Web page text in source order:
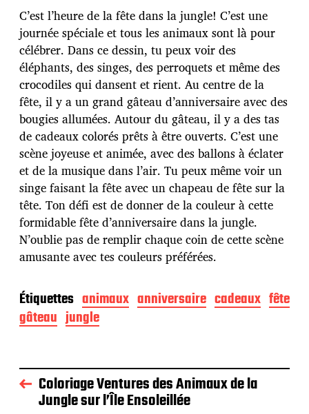
e
d
e
p
u
b
l
i
c
a
t
i
o
n
C’est l’heure de la fête dans la jungle! C’est une
journée spéciale et tous les animaux sont là pour
célébrer. Dans ce dessin, tu peux voir des
éléphants, des singes, des perroquets et même des
crocodiles qui dansent et rient. Au centre de la
fête, il y a un grand gâteau d’anniversaire avec des
bougies allumées. Autour du gâteau, il y a des tas
de cadeaux colorés prêts à être ouverts. C’est une
scène joyeuse et animée, avec des ballons à éclater
et de la musique dans l’air. Tu peux même voir un
singe faisant la fête avec un chapeau de fête sur la
tête. Ton défi est de donner de la couleur à cette
formidable fête d’anniversaire dans la jungle.
N’oublie pas de remplir chaque coin de cette scène
amusante avec tes couleurs préférées.
Étiquettes animaux anniversaire cadeaux fête
gâteau jungle
Coloriage Ventures des Animaux de la
Jungle sur l’Île Ensoleillée